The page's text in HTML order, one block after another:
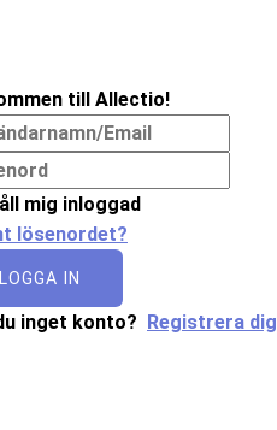
till Allectio!
mig inloggad
lösenordet?
LOGGA IN
inget konto? Registrera dig